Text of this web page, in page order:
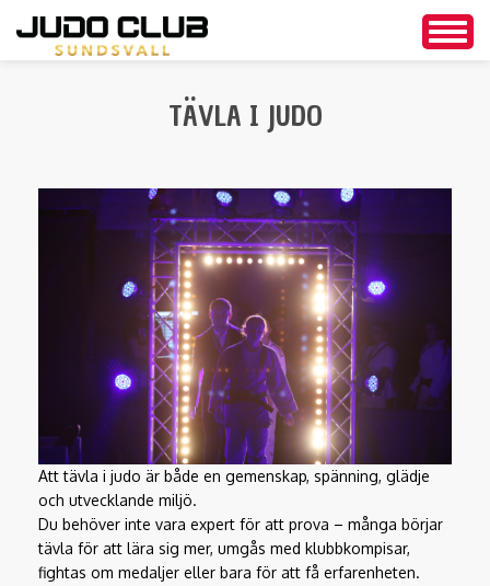
TÄVLA I JUDO
Att tävla i judo är både en gemenskap, spänning, glädje
och utvecklande miljö.
Du behöver inte vara expert för att prova – många börjar
tävla för att lära sig mer, umgås med klubbkompisar,
fightas om medaljer eller bara för att få erfarenheten.